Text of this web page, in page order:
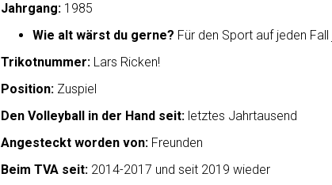
Jahrgang: 1985
Wie alt wärst du gerne? Für den Sport auf jeden Fall
Trikotnummer: Lars Ricken!
Position: Zuspiel
Den Volleyball in der Hand seit: letztes Jahrtausend
Angesteckt worden von: Freunden
Beim TVA seit: 2014-2017 und seit 2019 wieder